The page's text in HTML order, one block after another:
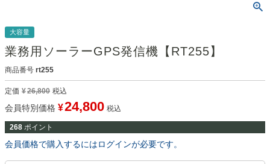
大容量
業務用ソーラーGPS発信機【RT255】
商品番号 rt255
定価 ¥26,800 税込
会員特別価格 ¥24,800 税込
268 ポイント
会員価格で購入するにはログインが必要です。